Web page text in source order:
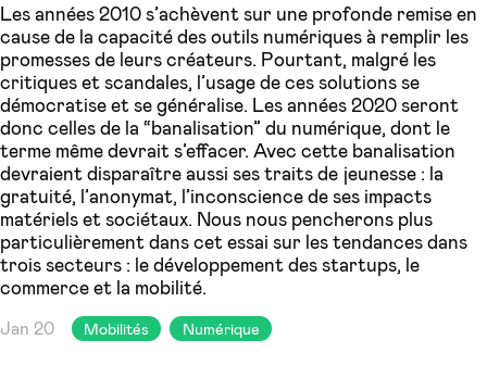
Les années 2010 s’achèvent sur une profonde remise en
cause de la capacité des outils numériques à remplir les
promesses de leurs créateurs. Pourtant, malgré les
critiques et scandales, l’usage de ces solutions se
démocratise et se généralise. Les années 2020 seront
donc celles de la “banalisation” du numérique, dont le
terme même devrait s’effacer. Avec cette banalisation
devraient disparaître aussi ses traits de jeunesse : la
gratuité, l’anonymat, l’inconscience de ses impacts
matériels et sociétaux. Nous nous pencherons plus
particulièrement dans cet essai sur les tendances dans
trois secteurs : le développement des startups, le
commerce et la mobilité.
Jan 20 Mobilités Numérique